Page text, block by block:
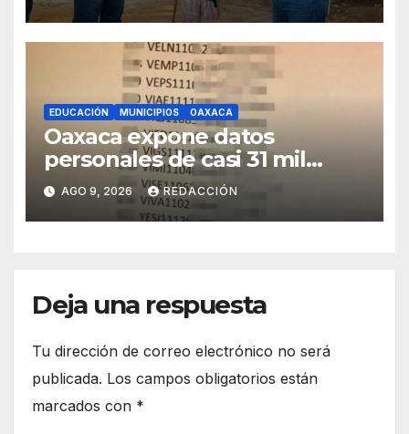
EDUCACIÓN MUNICIPIOS OAXACA
Oaxaca expone datos
personales de casi 31 mil
adolescentes en resultados
de bachillerato
AGO 9, 2026 REDACCIÓN
Deja una respuesta
Tu dirección de correo electrónico no será
publicada. Los campos obligatorios están
marcados con *